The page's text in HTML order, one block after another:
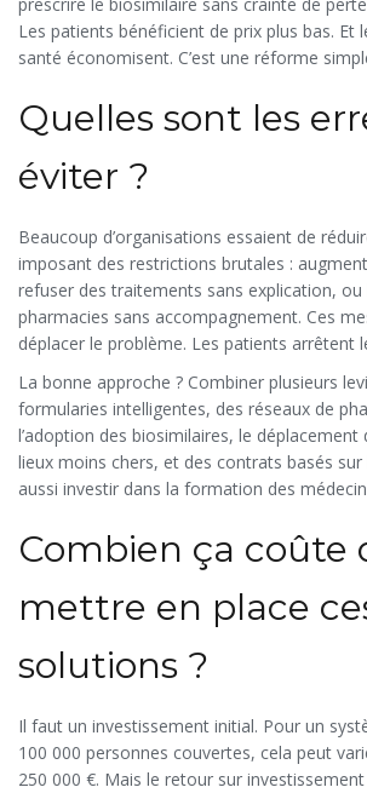
par des experts.
prescrire le biosimilaire sans crainte de
Les patients bénéficient de prix plus bas. Et
santé économisent. C’est une réforme
Quelles sont les
éviter ?
Beaucoup d’organisations essaient de
imposant des restrictions brutales :
refuser des traitements sans explication, ou
pharmacies sans accompagnement. Ces
déplacer le problème. Les patients arrêtent
complications augmentent. Et au final, les
montent encore.
La bonne approche ? Combiner plusieurs
formularies intelligentes, des réseaux de
l’adoption des biosimilaires, le déplacement
lieux moins chers, et des contrats basés
aussi investir dans la formation des
patients.
Combien ça coûte
mettre en place
solutions ?
Il faut un investissement initial. Pour un
100 000 personnes couvertes, cela peut
250 000 €. Mais le retour sur